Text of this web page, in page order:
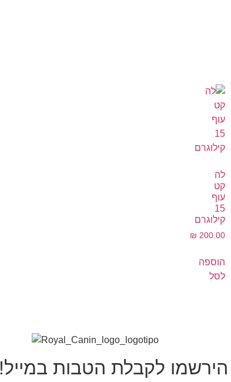
לה
קט
עוף
15
קילוגרם
₪ 200.00
הוספה
לסל
הירשמו לקבלת הטבות במייל!